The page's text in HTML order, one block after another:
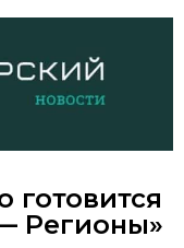
готовится
Регионы»